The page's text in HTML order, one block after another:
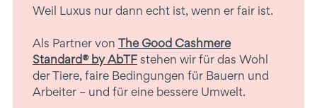
Weil Luxus nur dann echt ist, wenn er fair ist.
Als Partner von The Good Cashmere
Standard® by AbTF stehen wir für das Wohl
der Tiere, faire Bedingungen für Bauern und
Arbeiter – und für eine bessere Umwelt.